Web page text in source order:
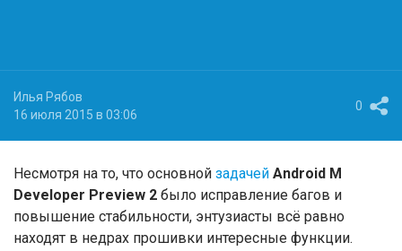
Илья Рябов
16 июля 2015 в 03:06
0
Несмотря на то, что основной задачей Android M
Developer Preview 2 было исправление багов и
повышение стабильности, энтузиасты всё равно
находят в недрах прошивки интересные функции.